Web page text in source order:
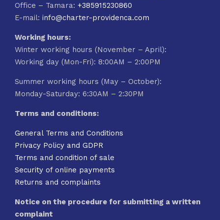
Office – Tamara: +385915230860
E-mail: info@charter-providenca.com
Working hours:
Winter working hours (November – April):
Working day (Mon-Fri): 8:00AM – 2:00PM
Summer working hours (May – October):
Monday-Saturday: 6:30AM – 2:30PM
Terms and conditions:
General Terms and Conditions
Privacy Policy and GDPR
Terms and condition of sale
Security of online payments
Returns and complaints
Notice on the procedure for submitting a written
complaint